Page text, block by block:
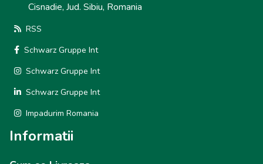
Cisnadie, Jud. Sibiu, Romania
RSS
Schwarz Gruppe Int
Schwarz Gruppe Int
Schwarz Gruppe Int
Impadurim Romania
Informatii